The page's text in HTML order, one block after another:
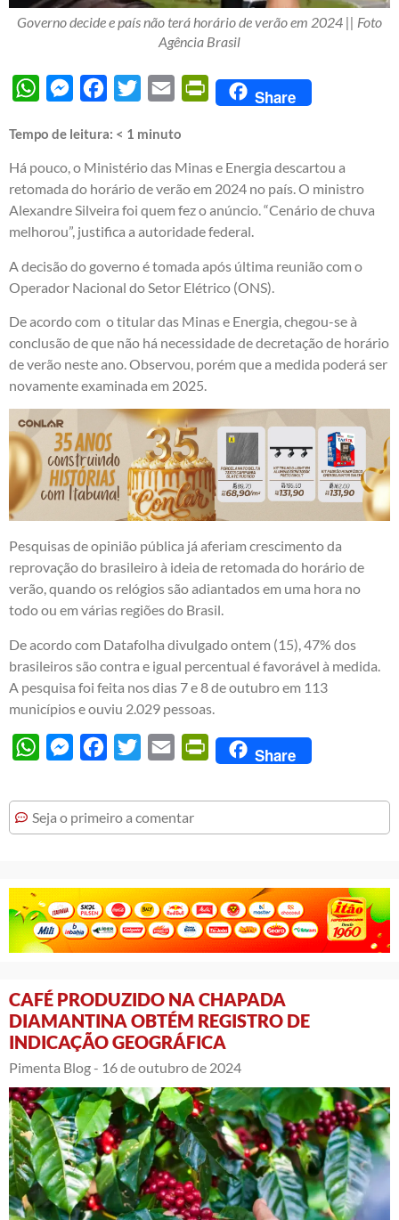
Governo decide e país não terá horário de verão em 2024 || Foto
Agência Brasil
WhatsAppMessengerFacebook
Twitter Email PrintFriendly
Share
Tempo de leitura: < 1 minuto
Há pouco, o Ministério das Minas e Energia descartou a
retomada do horário de verão em 2024 no país. O ministro
Alexandre Silveira foi quem fez o anúncio. “Cenário de chuva
melhorou”, justifica a autoridade federal.
A decisão do governo é tomada após última reunião com o
Operador Nacional do Setor Elétrico (ONS).
De acordo com o titular das Minas e Energia, chegou-se à
conclusão de que não há necessidade de decretação de horário
de verão neste ano. Observou, porém que a medida poderá ser
novamente examinada em 2025.
Pesquisas de opinião pública já aferiam crescimento da
reprovação do brasileiro à ideia de retomada do horário de
verão, quando os relógios são adiantados em uma hora no
todo ou em várias regiões do Brasil.
De acordo com Datafolha divulgado ontem (15), 47% dos
brasileiros são contra e igual percentual é favorável à medida.
A pesquisa foi feita nos dias 7 e 8 de outubro em 113
municípios e ouviu 2.029 pessoas.
WhatsAppMessengerFacebook
Twitter Email PrintFriendly
Share
Seja o primeiro a comentar
CAFÉ PRODUZIDO NA CHAPADA
DIAMANTINA OBTÉM REGISTRO DE
INDICAÇÃO GEOGRÁFICA
Pimenta Blog - 16 de outubro de 2024